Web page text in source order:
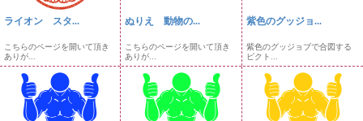
ライオン スタ...
こちらのページを開いて頂き
ありが...
ぬりえ 動物の...
こちらのページを開いて頂き
ありが...
紫色のグッジョ...
紫色のグッジョブで合図する
ピクト...